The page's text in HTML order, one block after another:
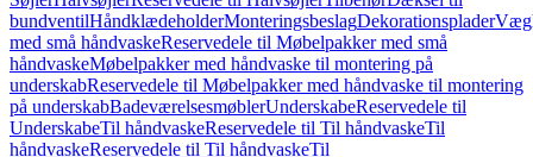
bundventilHåndklædeholderMonteringsbeslagDekorationsplader
med små håndvaskeReservedele til Møbelpakker med små
håndvaskeMøbelpakker med håndvaske til montering på
underskabReservedele til Møbelpakker med håndvaske til montering
på underskabBadeværelsesmøblerUnderskabeReservedele til
UnderskabeTil håndvaskeReservedele til Til håndvaskeTil
håndvaskeReservedele til Til håndvaskeTil